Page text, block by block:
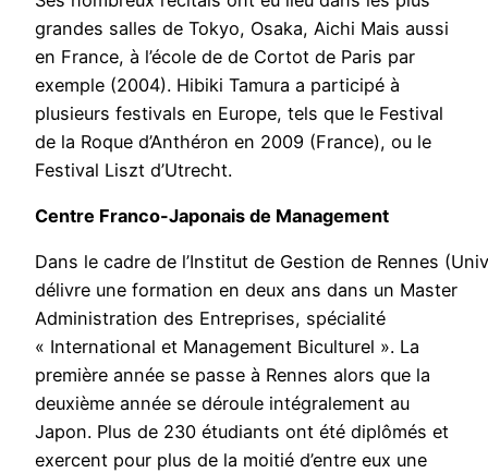
grandes salles de Tokyo, Osaka, Aichi Mais aussi
en France, à l’école de de Cortot de Paris par
exemple (2004). Hibiki Tamura a participé à
plusieurs festivals en Europe, tels que le Festival
de la Roque d’Anthéron en 2009 (France), ou le
Festival Liszt d’Utrecht.
Centre Franco-Japonais de Management
Dans le cadre de l’Institut de Gestion de Rennes
délivre une formation en deux ans dans un Master
Administration des Entreprises, spécialité
« International et Management Biculturel ». La
première année se passe à Rennes alors que la
deuxième année se déroule intégralement au
Japon. Plus de 230 étudiants ont été diplômés et
exercent pour plus de la moitié d’entre eux une